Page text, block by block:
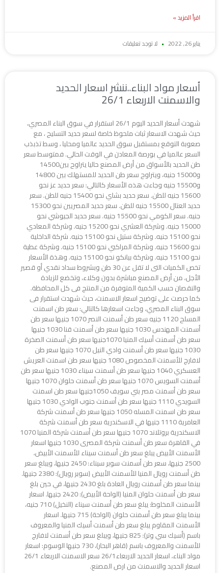
اقرأ المزيد »
يناير 26, 2022 لا توجد تعليقات
أسعار مواد البناء..ننشر اسعار الحديد
والاسمنت الاربعاء 26/1
شهدت أسعار الحديد اليوم 26/1 استقرار في سوق البناء المصري،
حيث شهدت الاسعار ثبات ملحوظ خاصة لسعر حديد التسليح ، مع
صعوبة التوقع بمستقبل سوق الحديد عالميا ومحليا ، وسط تذبذب
السعر عالميا في بورصة المعادن في الوقت الحالي. فمتوسط سعر
طن الحديد بالأسواق من أرض المصنع حاليا يتراوح بين14500
و15000 جنيه، ويتراوح سعر طن الحديد للمستهلك بين 14800
و15500 جنيه وجاءت هذه الأسعار كالتالي: سعر حديد عز نحو
15600 جنيه للطن. سعر حديد بشاي نحو 15400 جنيه للطن. سعر
حديد العتال 15500 جنيه للطن. سعر حديد المصريين نحو 15300
جنيه. سعر الكومي نحو 15500 جنيه. سعر حديد الجيوشي نحو
15000 جنيه. وشركة العشري نحو 15200 جنيه. وشركة المعادي
نحو 15100 جنيه. وشركة ستيل نحو 15100 جنيه. شركة الداخلية
نحو 15600 جنيه. وشركة المراكبي نحو 15100 جنيه. وشركة عطية
نحو 15100 جنيه. وشركة بيانكو نحو 15100 جنيه. وهذة الأسعار
تخص الكميات التى لا تقل عن 30 طن وبشروط سداد نقدي أو قصير
الأجل، من أرض المصنع مباشرة بدون وكلاء، وتخضع للزيادة
والنقصان حسب الكمية المتوفرة من المنتج فى كل المحافظة.
كما حرصت على توضيح اسعار الاسمنت، حيث شهدت استقرار فى
سوق البناء المصري، وجاءت اسعارها كالتالي: سعر طن اسمنت
المسلح 1120 جنيه سعر طن أسمنت النصر 1070 جنيها سعر طن
أسمنت المهندس 1030 جنيها سعر طن أسمنت قنا 1030 جنيها
سعر طن أسمنت أسيك المنيا 1070جنيها سعر طن أسمنت الصخرة
1030 جنيها سعر طن أسمنت وادي النيل 1070 جنيها سعر طن
لافارج للأسمنت المخصوص 1080 جنيها سعر طن اسمنت العريش
العسكري 1040 جنيها سعر طن أسمنت سيناء 1030 جنيها سعر طن
أسمنت السويس 1070 جنيها سعر طن أسمنت حلوان 1070 جنيها
سعر طن أسمنت مصر بني سويف 1050جنيها سعر طن اسمنت
السويدي 1110 جنيها سعر طن أسمنت جنوب الوادي 1030 جنيها
سعر طن اسمنت المسله 1050 جنيها سعر طن أسمنت شركة
العامرية 1110 جنيها في الاسكندرية سعر طن أسمنت شركة
الاسكندرية بروتلاند 1070 جنيها سعر طن أسمنت شركة المنيا 1070
في القاهرة سعر طن أسمنت شركة المصرى 1030 جنيها اسعار
الأسمنت الأبيض يبلغ سعر طن أسمنت سيناء للأسمنت الأبيض،
2500 جنيها، سعر طن أسمنت سوبر سيناء: 2450 جنيها، ويبلغ سعر
طن أسمنت رويال المنيا للأسمنت الأبيض (سوبر رويال): 2380 جنيها.
بينما سعر طن أسمنت رويال العادة بلغ 2430 جنيها، في حين بلغ
سعر طن أسمنت حلوان المنيا (الواحة الأبيض): 2420 جنيها. اسعار
الأسمنت المخلوط: يبلغ سعر طن أسمنت سيناء (النخيل) 710 جنيه،
بينما يبلغ سعر طن أسمنت حلوان (الواحة) 715 جنيها. اسعار
الأسمنت المقاوم يبلغ سعر طن أسمنت أسيك المنيا والمعروف
باسم (أسيك سي وتر): 825 جنيها، ويبلغ سعر طن أسمنت لافارج
للأسمنت والمعروف باسم (قاهر البحار)، 730 جنيها الوسوم: اسعار
مواد البناء، اسعار الحديد الاربعاء26/1 سعر الاسمنت الاربعاء 26/1
اسعار الحديد والاسمنت من ارض المصنع.